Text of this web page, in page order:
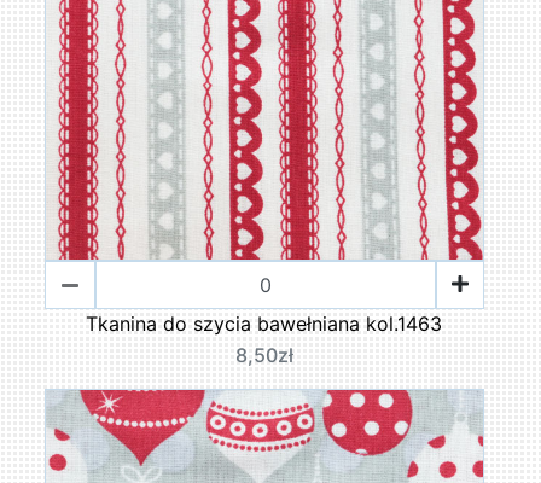
Tkanina do szycia bawełniana kol.1463
8,50zł